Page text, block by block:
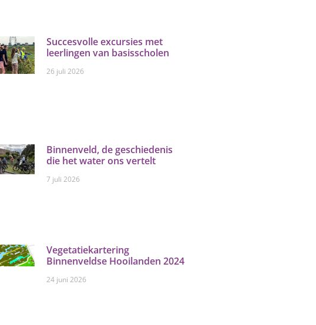
Succesvolle excursies met
leerlingen van basisscholen
26 juli 2026
Binnenveld, de geschiedenis
die het water ons vertelt
7 juli 2026
Vegetatiekartering
Binnenveldse Hooilanden 2024
24 juni 2026